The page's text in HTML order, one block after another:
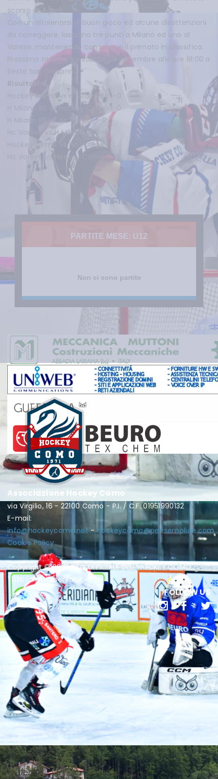
scorso all'Agorà.
Con un altalenarsi di buon gioco ed alcune disattenzioni
da correggere, lasciano tre punti a Milano ed uno al
Varese, mantenendo comunque il primato in classifica.
Prossimo triangolare sabato 05 novembre alle ore 18:00 a
Sesto San Giovanni.
Risultati:
Hockey Como vs H Milano RB 1-0
H Milano RB vs Hockey Como 1-0
H Milano RB vs Hc Varese 1-0
Hc Varese vs H Milano RB 3-4
Hockey Como vs Hc Varese 1-1
Hc Varese vs Hockey Como 0-3
PARTITE MESE: U12
Non ci sono partite
sponsored by:
Associazione Hockey Como
via Virgilio, 16 - 22100 Como - P.I. / C.F. 01951990132
E-mail:
info@hockeycomo.net-hockeycomo@pecsemplice.com
Cookie Policy
Copyright © 2016 SITO UFFICIALE DELL'HOCKEY COMO.
Tutti i diritti riservati.
FOLLOW US